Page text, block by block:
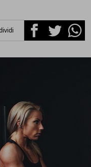
FacebookTwitter